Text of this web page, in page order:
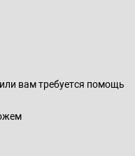
вам требуется помощь